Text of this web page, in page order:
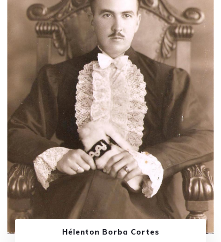
Hélenton Borba Cortes